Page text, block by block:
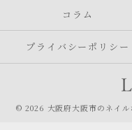
コラム
プライバシーポリシー
© 2026 大阪府大阪市のネイ